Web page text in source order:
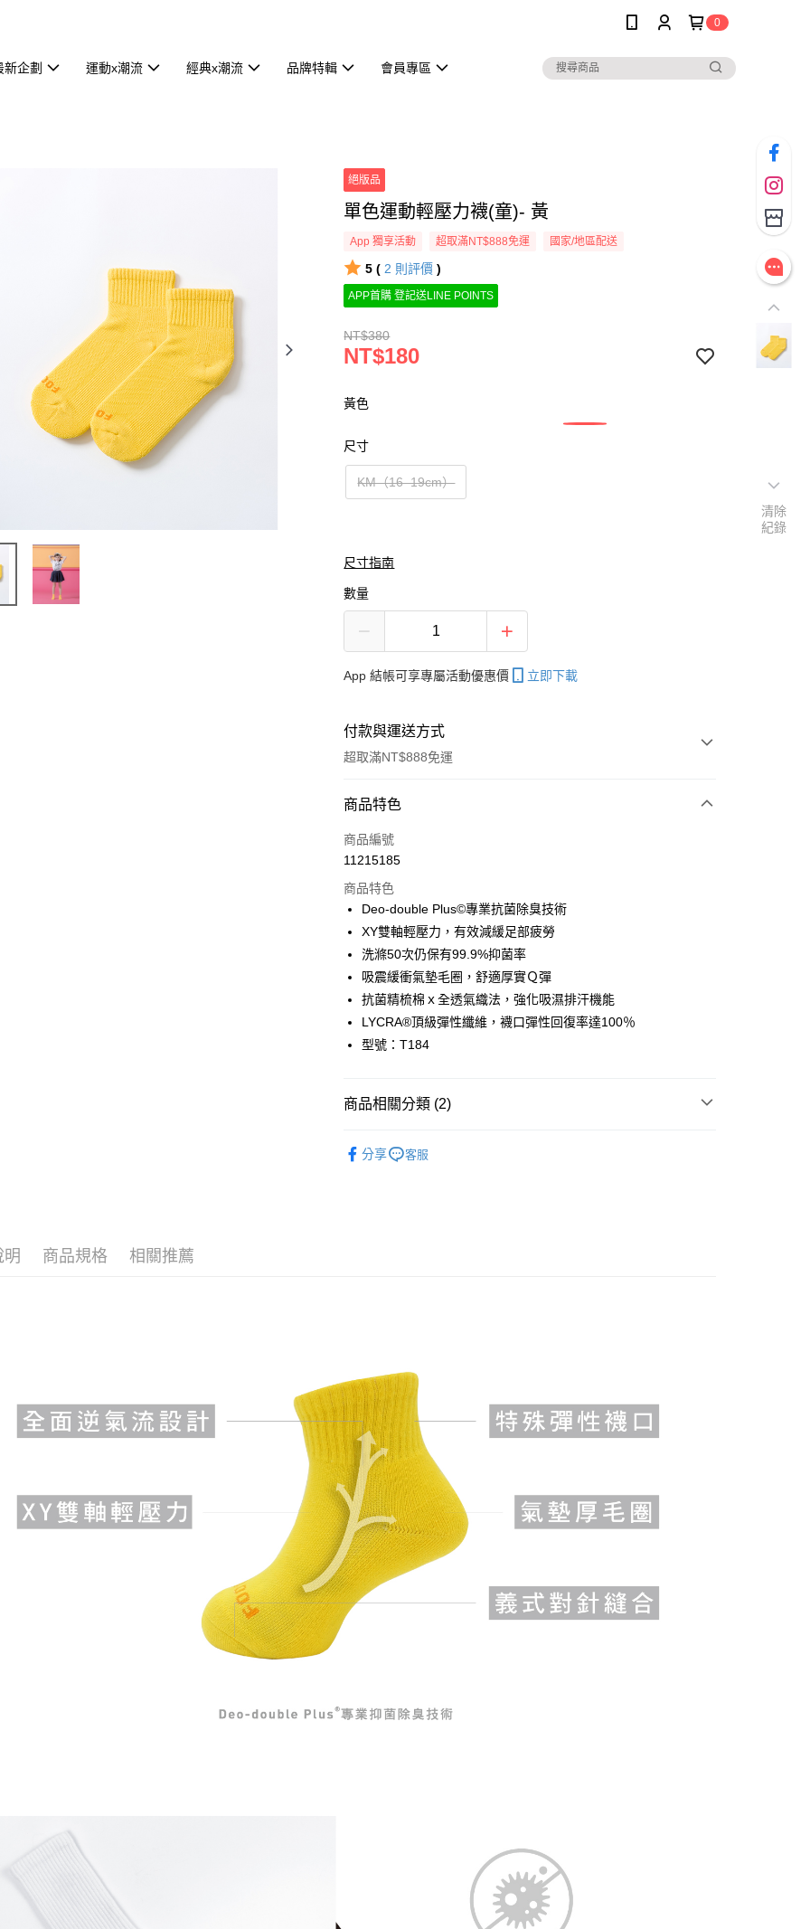
0
新企劃 運動x潮流 經典x潮流 品牌特輯 會員專區
絕版品
單色運動輕壓力襪(童)- 黃
App 獨享活動 超取滿NT$888免運 國家/地區配送
5 ( 2 則評價 )
APP首購 登記送LINE POINTS
NT$380
NT$180
黃色
尺寸
KM（16–19cm）
尺寸指南
數量
App 結帳可享專屬活動優惠價 立即下載
付款與運送方式
超取滿NT$888免運
付款方式
信用卡一次付款
LINE Pay
Apple Pay
ATM付款
運送方式
每筆NT$100，滿NT$888(含以上)免運費
每筆NT$150，滿NT$888(含以上)免運費
國際運送
商品特色
商品編號
11215185
商品特色
Deo-double Plus©專業抗菌除臭技術
XY雙軸輕壓力，有效減緩足部疲勞
洗滌50次仍保有99.9%抑菌率
吸震緩衝氣墊毛圈，舒適厚實Ｑ彈
抗菌精梳棉ｘ全透氣織法，強化吸濕排汗機能
LYCRA®頂級彈性纖維，襪口彈性回復率達100％
型號：T184
商品相關分類 (2)
分享 客服
明 商品規格 相關推薦
清除
紀錄